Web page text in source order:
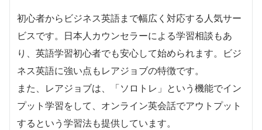
初心者からビジネス英語まで幅広く対応する人気サー
ビスです。日本人カウンセラーによる学習相談もあ
り、英語学習初心者でも安心して始められます。ビジ
ネス英語に強い点もレアジョブの特徴です。
また、レアジョブは、「ソロトレ」という機能でイン
プット学習をして、オンライン英会話でアウトプット
するという学習法も提供しています。